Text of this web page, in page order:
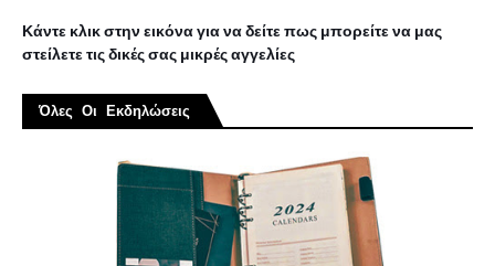
Κάντε κλικ στην εικόνα για να δείτε πως μπορείτε να μας
στείλετε τις δικές σας μικρές αγγελίες
Όλες Οι Εκδηλώσεις